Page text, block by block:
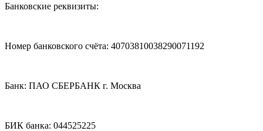
Банковские реквизиты:
Номер банковского счёта: 40703810038290071192
Банк: ПАО СБЕРБАНК г. Москва
БИК банка: 044525225